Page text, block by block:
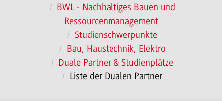
BWL - Nachhaltiges Bauen und
Ressourcenmanagement
Studienschwerpunkte
Bau, Haustechnik, Elektro
Duale Partner & Studienplätze
Liste der Dualen Partner